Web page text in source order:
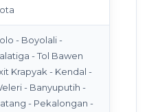
- Boyolali -
- Tol Bawen
Krapyak - Kendal -
- Banyuputih -
- Pekalongan -